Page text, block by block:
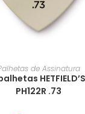
de Assinatura
HETFIELD’S
PH122R .73